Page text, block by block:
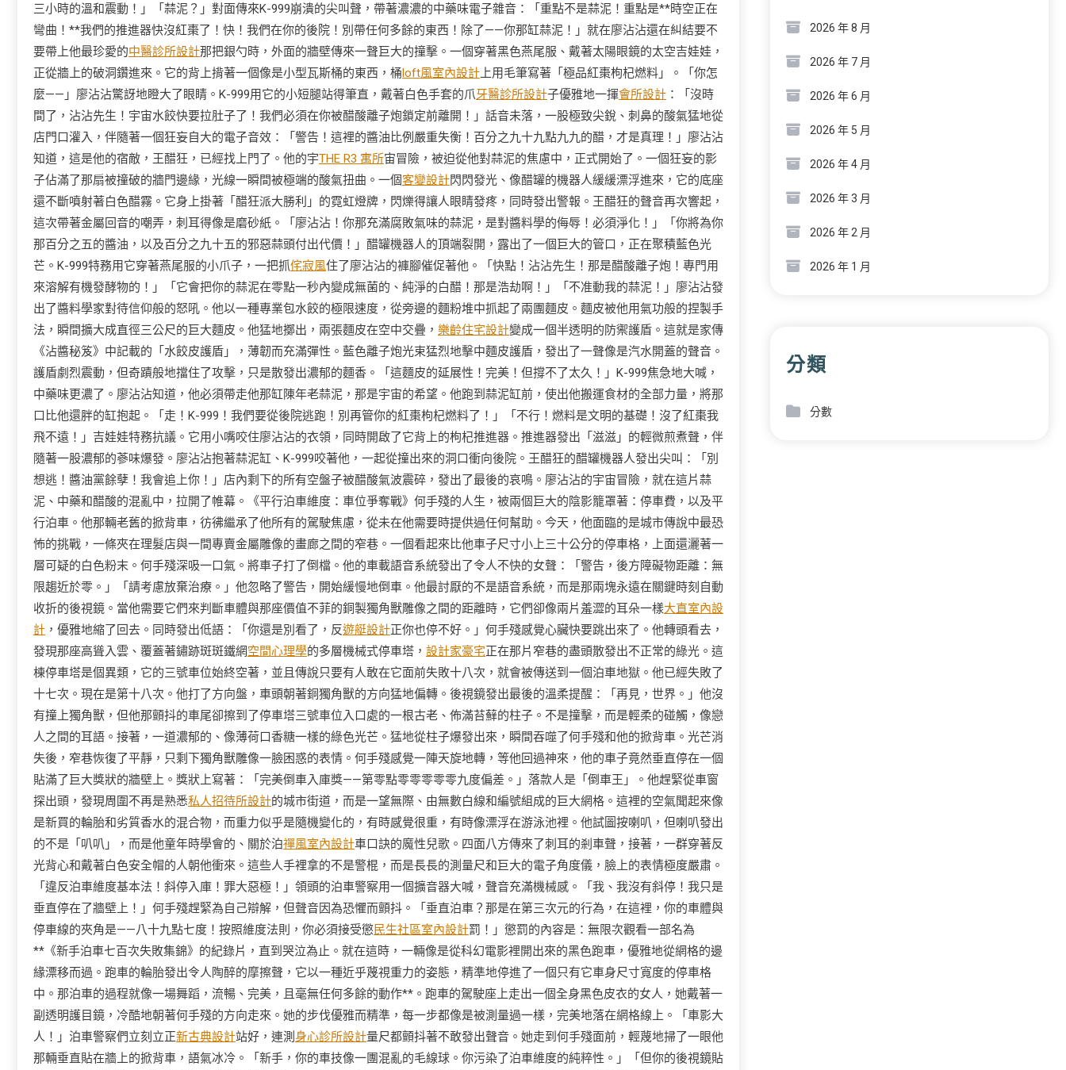
三小時的溫和震動！」「蒜泥？」對面傳來K-999崩潰的尖叫聲，帶著濃濃的中藥味電子雜音：「重點不是蒜泥！重點是**時空正在
彎曲！**我們的推進器快沒紅棗了！快！我們在你的後院！別帶任何多餘的東西！除了——你那缸蒜泥！」就在廖沾沾還在糾結要不
要帶上他最珍愛的中醫診所設計那把銀勺時，外面的牆壁傳來一聲巨大的撞擊。一個穿著黑色燕尾服、戴著太陽眼鏡的太空吉娃娃，
正從牆上的破洞鑽進來。它的背上揹著一個像是小型瓦斯桶的東西，桶loft風室內設計 上用毛筆寫著「極品紅棗枸杞燃料」。「你怎
麼——」廖沾沾驚訝地瞪大了眼睛。K-999用它的小短腿站得筆直，戴著白色手套的爪牙醫診所設計子優雅地一揮會所設計 ：「沒時
間了，沾沾先生！宇宙水餃快要拉肚子了！我們必須在你被醋酸離子炮鎖定前離開！」話音未落，一股極致尖銳、刺鼻的酸氣猛地從
店門口灌入，伴隨著一個狂妄自大的電子音效：「警告！這裡的醬油比例嚴重失衡！百分之九十九點九九的醋，才是真理！」廖沾沾
知道，這是他的宿敵，王醋狂，已經找上門了。他的宇THE R3 寓所宙冒險，被迫從他對蒜泥的焦慮中，正式開始了。一個狂妄的影
子佔滿了那扇被撞破的牆門邊緣，光線一瞬間被極端的酸氣扭曲。一個客變設計閃閃發光、像醋罐的機器人緩緩漂浮進來，它的底座
還不斷噴射著白色醋霧。它身上掛著「醋狂派大勝利」的霓虹燈牌，閃爍得讓人眼睛發疼，同時發出警報。王醋狂的聲音再次響起，
這次帶著金屬回音的嘲弄，刺耳得像是磨砂紙。「廖沾沾！你那充滿腐敗氣味的蒜泥，是對醬料學的侮辱！必須淨化！」「你將為你
那百分之五的醬油，以及百分之九十五的邪惡蒜頭付出代價！」醋罐機器人的頂端裂開，露出了一個巨大的管口，正在聚積藍色光
芒。K-999特務用它穿著燕尾服的小爪子，一把抓侘寂風住了廖沾沾的褲腳催促著他。「快點！沾沾先生！那是醋酸離子炮！專門用
來溶解有機發酵物的！」「它會把你的蒜泥在零點一秒內變成無菌的、純淨的白醋！那是浩劫啊！」「不准動我的蒜泥！」廖沾沾發
出了醬料學家對待信仰般的怒吼。他以一種專業包水餃的極限速度，從旁邊的麵粉堆中抓起了兩團麵皮。麵皮被他用氣功般的捏製手
法，瞬間擴大成直徑三公尺的巨大麵皮。他猛地擲出，兩張麵皮在空中交疊， 樂齡住宅設計變成一個半透明的防禦護盾。這就是家傳
《沾醬秘笈》中記載的「水餃皮護盾」，薄韌而充滿彈性。藍色離子炮光束猛烈地擊中麵皮護盾，發出了一聲像是汽水開蓋的聲音。
護盾劇烈震動，但奇蹟般地擋住了攻擊，只是散發出濃郁的麵香。「這麵皮的延展性！完美！但撐不了太久！」K-999焦急地大喊，
中藥味更濃了。廖沾沾知道，他必須帶走他那缸陳年老蒜泥，那是宇宙的希望。他跑到蒜泥缸前，使出他搬運食材的全部力量，將那
口比他還胖的缸抱起。「走！K-999！我們要從後院逃跑！別再管你的紅棗枸杞燃料了！」「不行！燃料是文明的基礎！沒了紅棗我
飛不遠！」吉娃娃特務抗議。它用小嘴咬住廖沾沾的衣領，同時開啟了它背上的枸杞推進器。推進器發出「滋滋」的輕微煎煮聲，伴
隨著一股濃郁的蔘味爆發。廖沾沾抱著蒜泥缸、K-999咬著他，一起從撞出來的洞口衝向後院。王醋狂的醋罐機器人發出尖叫：「別
想逃！醬油黨餘孽！我會追上你！」店內剩下的所有空盤子被醋酸氣波震碎，發出了最後的哀鳴。廖沾沾的宇宙冒險，就在這片蒜
泥、中藥和醋酸的混亂中，拉開了帷幕。《平行泊車維度：車位爭奪戰》何手殘的人生，被兩個巨大的陰影籠罩著：停車費，以及平
行泊車。他那輛老舊的掀背車，彷彿繼承了他所有的駕駛焦慮，從未在他需要時提供過任何幫助。今天，他面臨的是城市傳說中最恐
怖的挑戰，一條夾在理髮店與一間專賣金屬雕像的畫廊之間的窄巷。一個看起來比他車子尺寸小上三十公分的停車格，上面還灑著一
層可疑的白色粉末。何手殘深吸一口氣。將車子打了倒檔。他的車載語音系統發出了令人不快的女聲：「警告，後方障礙物距離：無
限趨近於零。」「請考慮放棄治療。」他忽略了警告，開始緩慢地倒車。他最討厭的不是語音系統，而是那兩塊永遠在關鍵時刻自動
收折的後視鏡。當他需要它們來判斷車體與那座價值不菲的銅製獨角獸雕像之間的距離時，它們卻像兩片羞澀的耳朵一樣大直室內設
計 ，優雅地縮了回去。同時發出低語：「你還是別看了，反遊艇設計正你也停不好。」何手殘感覺心臟快要跳出來了。他轉頭看去，
發現那座高聳入雲、覆蓋著鏽跡斑斑鐵網空間心理學的多層機械式停車塔， 設計家豪宅正在那片窄巷的盡頭散發出不正常的綠光。這
棟停車塔是個異類，它的三號車位始終空著，並且傳說只要有人敢在它面前失敗十八次，就會被傳送到一個泊車地獄。他已經失敗了
十七次。現在是第十八次。他打了方向盤，車頭朝著銅獨角獸的方向猛地偏轉。後視鏡發出最後的溫柔提醒：「再見，世界。」他沒
有撞上獨角獸，但他那顫抖的車尾卻擦到了停車塔三號車位入口處的一根古老、佈滿苔蘚的柱子。不是撞擊，而是輕柔的碰觸，像戀
人之間的耳語。接著，一道濃郁的、像薄荷口香糖一樣的綠色光芒。猛地從柱子爆發出來，瞬間吞噬了何手殘和他的掀背車。光芒消
失後，窄巷恢復了平靜，只剩下獨角獸雕像一臉困惑的表情。何手殘感覺一陣天旋地轉，等他回過神來，他的車子竟然垂直停在一個
貼滿了巨大獎狀的牆壁上。獎狀上寫著：「完美倒車入庫獎——第零點零零零零零九度偏差。」落款人是「倒車王」。他趕緊從車窗
探出頭，發現周圍不再是熟悉私人招待所設計的城市街道，而是一望無際、由無數白線和編號組成的巨大網格。這裡的空氣聞起來像
是新買的輪胎和劣質香水的混合物，而重力似乎是隨機變化的，有時感覺很重，有時像漂浮在游泳池裡。他試圖按喇叭，但喇叭發出
的不是「叭叭」，而是他童年時學會的、關於泊禪風室內設計車口訣的魔性兒歌。四面八方傳來了刺耳的剎車聲，接著，一群穿著反
光背心和戴著白色安全帽的人朝他衝來。這些人手裡拿的不是警棍，而是長長的測量尺和巨大的電子角度儀，臉上的表情極度嚴肅。
「違反泊車維度基本法！斜停入庫！罪大惡極！」領頭的泊車警察用一個擴音器大喊，聲音充滿機械感。「我、我沒有斜停！我只是
垂直停在了牆壁上！」何手殘趕緊為自己辯解，但聲音因為恐懼而顫抖。「垂直泊車？那是在第三次元的行為，在這裡，你的車體與
停車線的夾角是——八十九點七度！按照維度法則，你必須接受懲民生社區室內設計罰！」懲罰的內容是：無限次觀看一部名為
**《新手泊車七百次失敗集錦》的紀錄片，直到哭泣為止。就在這時，一輛像是從科幻電影裡開出來的黑色跑車，優雅地從網格的邊
緣漂移而過。跑車的輪胎發出令人陶醉的摩擦聲，它以一種近乎蔑視重力的姿態，精準地停進了一個只有它車身尺寸寬度的停車格
中。那泊車的過程就像一場舞蹈，流暢、完美，且毫無任何多餘的動作**。跑車的駕駛座上走出一個全身黑色皮衣的女人，她戴著一
副透明護目鏡，冷酷地朝著何手殘的方向走來。她的步伐優雅而精準，每一步都像是被測量過一樣，完美地落在網格線上。「車影大
人！」泊車警察們立刻立正新古典設計站好，連測身心診所設計量尺都顫抖著不敢發出聲音。她走到何手殘面前，輕蔑地掃了一眼他
那輛垂直貼在牆上的掀背車，語氣冰冷。「新手，你的車技像一團混亂的毛線球。你污染了泊車維度的純粹性。」「但你的後視鏡貼
2026 年 8 月
2026 年 7 月
2026 年 6 月
2026 年 5 月
2026 年 4 月
2026 年 3 月
2026 年 2 月
2026 年 1 月
分類
分數